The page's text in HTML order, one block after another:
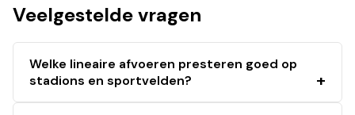
Veelgestelde vragen
Welke lineaire afvoeren presteren goed op
stadions en sportvelden?